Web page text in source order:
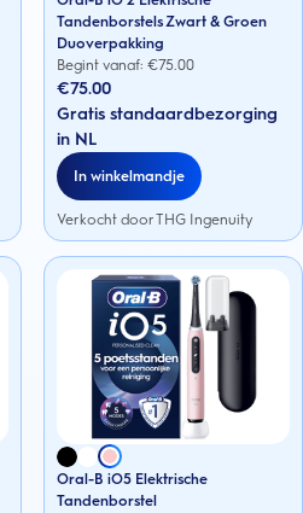
Tandenborstels Zwart & Groen
Duoverpakking
Begint vanaf: €75.00
€75.00
Gratis standaardbezorging
in NL
In winkelmandje
Verkocht door THG Ingenuity
Oral-B iO5 Elektrische
Tandenborstel